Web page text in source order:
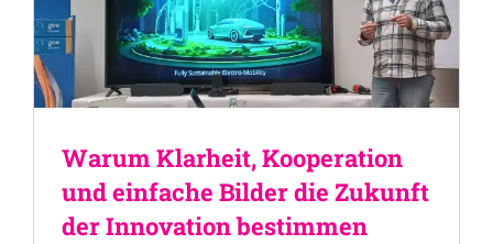
Warum Klarheit, Kooperation
und einfache Bilder die Zukunft
der Innovation bestimmen